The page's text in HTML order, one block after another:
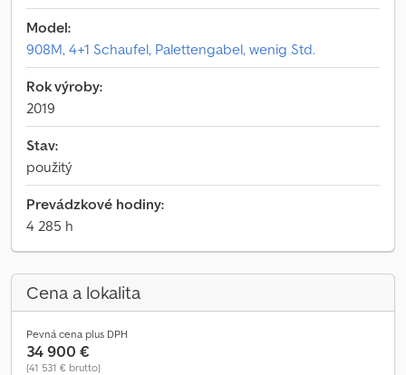
Model:
908M, 4+1 Schaufel, Palettengabel, wenig Std.
Rok výroby:
2019
Stav:
použitý
Prevádzkové hodiny:
4 285 h
Cena a lokalita
Pevná cena plus DPH
34 900 €
(41 531 € brutto)